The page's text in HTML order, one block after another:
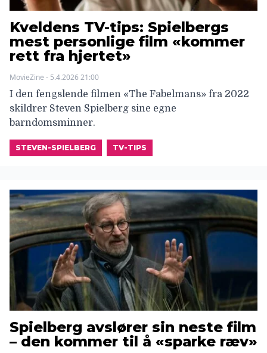
Kveldens TV-tips: Spielbergs
mest personlige film «kommer
rett fra hjertet»
MovieZine - 5.4.2026 21:00
I den fengslende filmen «The Fabelmans» fra 2022
skildrer Steven Spielberg sine egne
barndomsminner.
STEVEN-SPIELBERG TV-TIPS
Spielberg avslører sin neste film
– den kommer til å «sparke ræv»